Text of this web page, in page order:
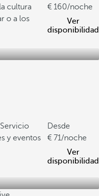
cultura
o a los
160/noche
Ver
disponibilidad
Servicio
y eventos
Desde
71/noche
Ver
disponibilidad